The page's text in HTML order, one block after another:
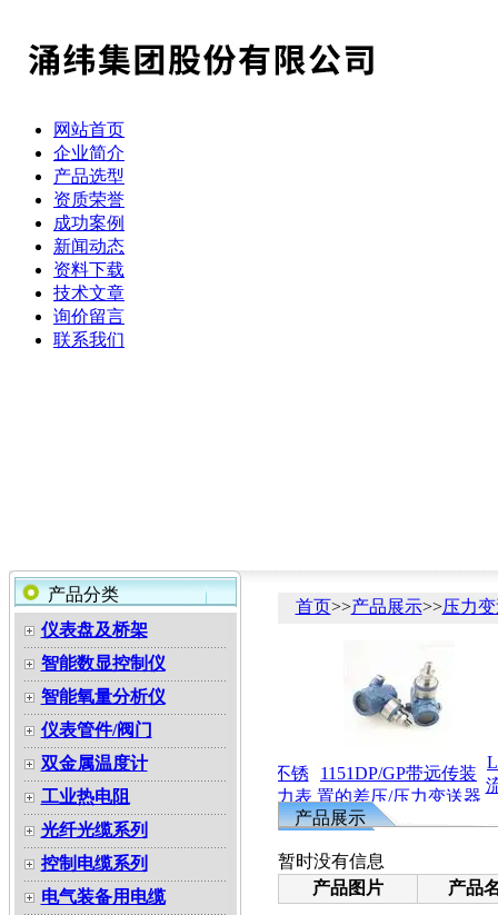
网站首页
企业简介
产品选型
资质荣誉
成功案例
新闻动态
资料下载
技术文章
询价留言
联系我们
产品分类
仪表盘及桥架
智能数显控制仪
智能氧量分析仪
仪表管件/阀门
双金属温度计
工业热电阻
光纤光缆系列
控制电缆系列
电气装备用电缆
首页>>产品展示>>压力
双金属温度计
YEX-150B系列不锈
钢膜盒电接点压力表
1151DP/GP带远传装
置的差压/压力变送器
流
产品展示
暂时没有信息
产品图片
产品